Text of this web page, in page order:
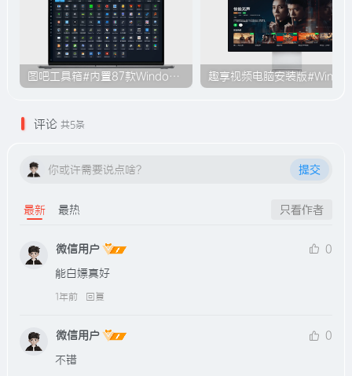
图吧工具箱#内置87款Windows系统使用工具#无需安装#B009
评论 共5条
你或许需要说点啥？ 提交
最新 最热 只看作者
微信用户
0
能白嫖真好
1年前 回复
微信用户
0
不错